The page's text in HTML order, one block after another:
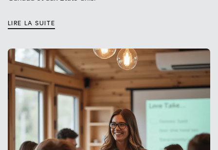
LIRE LA SUITE